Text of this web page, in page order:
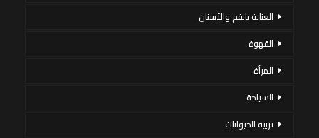
العناية بالفم والأسنان
القهوة
المرأة
السياحة
تربية الحيوانات